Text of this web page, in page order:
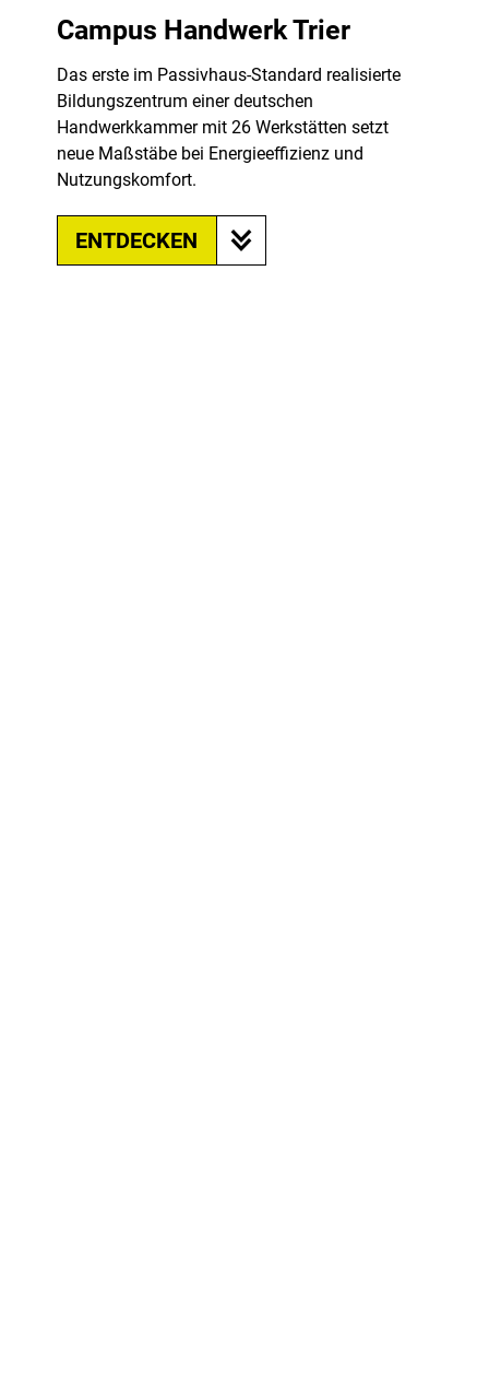
Campus Handwerk Trier
Das erste im Passivhaus-Standard realisierte
Bildungszentrum einer deutschen
Handwerkkammer mit 26 Werkstätten setzt
neue Maßstäbe bei Energieeffizienz und
Nutzungskomfort.
ENTDECKEN